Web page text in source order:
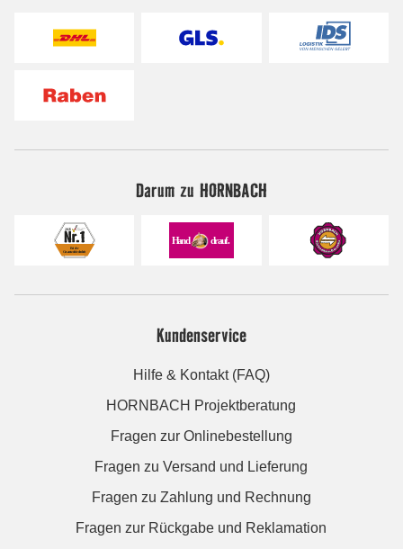
Darum zu HORNBACH
Kundenservice
Hilfe & Kontakt (FAQ)
HORNBACH Projektberatung
Fragen zur Onlinebestellung
Fragen zu Versand und Lieferung
Fragen zu Zahlung und Rechnung
Fragen zur Rückgabe und Reklamation